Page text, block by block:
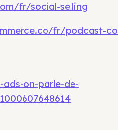
fr/social-selling
fr/podcast-
on-parle-de-